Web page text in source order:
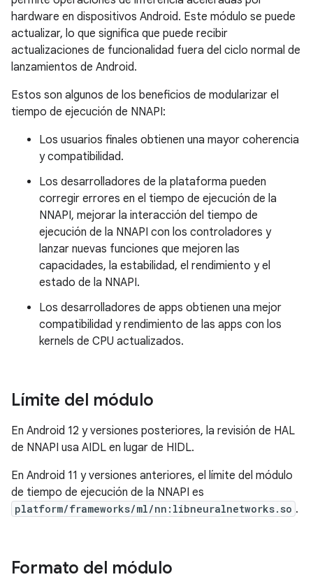
hardware en dispositivos Android. Este módulo se puede
actualizar, lo que significa que puede recibir
actualizaciones de funcionalidad fuera del ciclo normal de
lanzamientos de Android.
Estos son algunos de los beneficios de modularizar el
tiempo de ejecución de NNAPI:
Los usuarios finales obtienen una mayor coherencia
y compatibilidad.
Los desarrolladores de la plataforma pueden
corregir errores en el tiempo de ejecución de la
NNAPI, mejorar la interacción del tiempo de
ejecución de la NNAPI con los controladores y
lanzar nuevas funciones que mejoren las
capacidades, la estabilidad, el rendimiento y el
estado de la NNAPI.
Los desarrolladores de apps obtienen una mejor
compatibilidad y rendimiento de las apps con los
kernels de CPU actualizados.
Límite del módulo
En Android 12 y versiones posteriores, la revisión de HAL
de NNAPI usa AIDL en lugar de HIDL.
En Android 11 y versiones anteriores, el límite del módulo
de tiempo de ejecución de la NNAPI es
platform/frameworks/ml/nn:libneuralnetworks.so .
Formato del módulo